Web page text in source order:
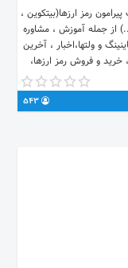
رمز ارزها(بیتکوین ،
از جمله آموزش ، مشاوره
و ولتها،اخبار ، آخرین
خرید و فروش رمز ارزها،
خرید و فروش ، آموزش
تکنیکال و پرایس اکشن